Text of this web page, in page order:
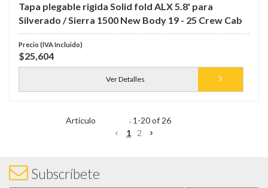
Tapa plegable rigida Solid fold ALX 5.8' para
Silverado / Sierra 1500 New Body 19 - 25 Crew Cab
$25,604
Ver Detalles
Items 1-20of 26
1 2
Subscríbete